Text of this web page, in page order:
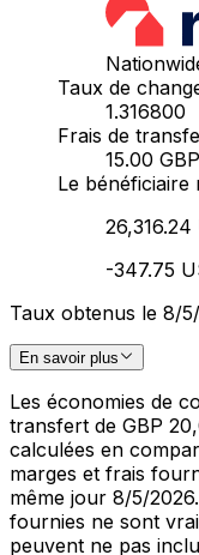
Taux de
1.316800
Frais de
15.00 GBP
Le bénéficiaire
26,316.24
-347.75
Taux obtenus le 8/
En savoir plus
Les économies de
transfert de GBP
calculées en
marges et frais
même jour 8/5/
fournies ne sont
peuvent ne pas